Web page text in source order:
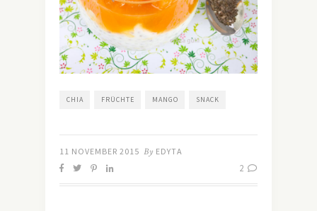
CHIA FRÜCHTE MANGO SNACK
11 NOVEMBER 2015 By EDYTA
2